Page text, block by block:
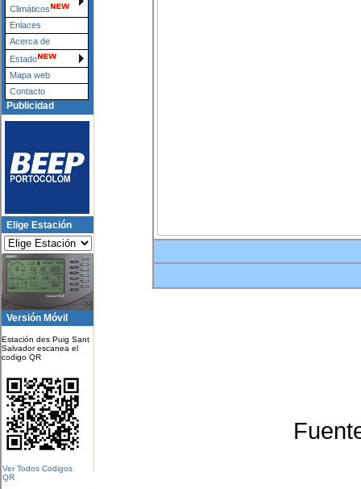
Climáticos
Enlaces
Acerca de
Estado
Mapa web
Contacto
Publicidad
Elige Estación
Versión Móvil
Estación des Puig Sant
Salvador escanea el
codigo QR
Ver Todos Codigos
QR